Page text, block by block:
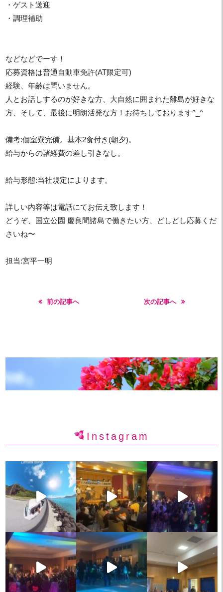
・ゲスト送迎
・調理補助
などなどでーす！
応募資格は普通自動車免許(AT限定可)
経験、年齢は問いません。
人とお話しするのが好きな方、大自然に囲まれた離島が好きな
方、そして、最後に明朗活発な方！お待ちしております^_^
備考:個室寮完備。基本2食付き(朝夕)。
給与からの諸経費の差し引きなし。
給与形態:当社規定によります。
詳しい内容等は電話にてお伝え致します！
どうぞ、国立公園 慶良間諸島で働きたい方、どしどし応募くだ
さいね〜
担当:宮平一明
前の記事へ 次の記事へ
Instagram